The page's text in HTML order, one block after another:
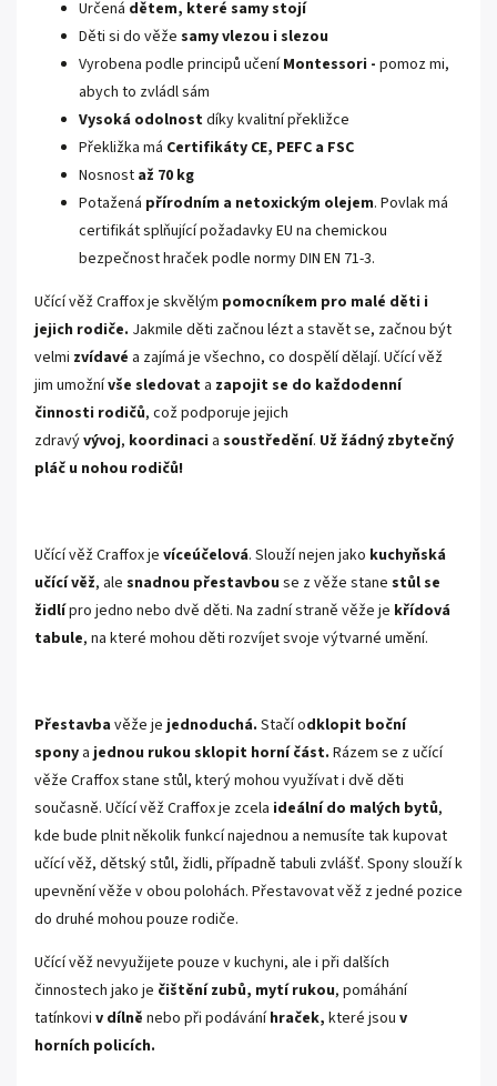
Určená dětem, které samy stojí
Děti si do věže samy vlezou i slezou
Vyrobena podle principů učeníMontessori - pomoz mi,
abych to zvládl sám
Vysoká odolnostdíky kvalitní překližce
Překližka má Certifikáty CE, PEFC a FSC
Nosnost až 70 kg
Potažená přírodním a netoxickým olejem. Povlak má
certifikát splňující požadavky EU na chemickou
bezpečnost hraček podle normy DIN EN 71-3.
Učící věž Craffox je skvělým pomocníkem pro malé děti i
jejich rodiče. Jakmile děti začnou lézt a stavět se, začnou být
velmi zvídavé a zajímá je všechno, co dospělí dělají. Učící věž
jim umožnívše sledovat a zapojit se do každodenní
činnosti rodičů, což podporuje jejich
zdravývývoj, koordinaci a soustředění. Už žádný zbytečný
pláč u nohou rodičů!
Učící věž Craffox je víceúčelová. Slouží nejen jako kuchyňská
učící věž, ale snadnou přestavbou se z věže stane stůl se
židlípro jedno nebo dvě děti. Na zadní straně věže je křídová
tabule, na které mohou děti rozvíjet svoje výtvarné umění.
Přestavba věže jejednoduchá. Stačí odklopit boční
spony ajednou rukou sklopit horní část. Rázem se z učící
věže Craffox stane stůl, který mohou využívat i dvě děti
současně. Učící věž Craffox je zcela ideální do malých bytů,
kde bude plnit několik funkcí najednou a nemusíte tak kupovat
učící věž, dětský stůl, židli, případně tabuli zvlášť. Spony slouží k
upevnění věže v obou polohách. Přestavovat věž z jedné pozice
do druhé mohou pouze rodiče.
Učící věž nevyužijete pouze v kuchyni, ale i při dalších
činnostech jako je čištění zubů, mytí rukou, pomáhání
tatínkovi v dílně nebo při podáváníhraček, které jsou v
horních policích.